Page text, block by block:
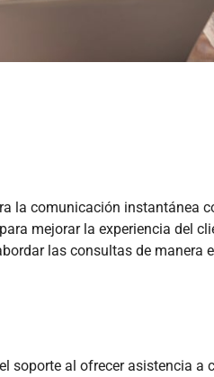
la comunicación instantánea
mejorar la experiencia del
las consultas de manera
soporte al ofrecer asistencia a